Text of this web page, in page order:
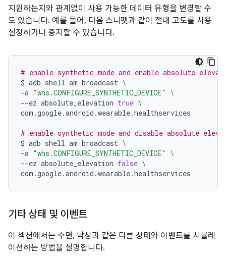
지원하는지와 관계없이 사용 가능한 데이터 유형을 변경할 수
도 있습니다. 예를 들어, 다음 스니펫과 같이 절대 고도를 사용
설정하거나 중지할 수 있습니다.
# enable synthetic mode and enable absolute
$ adb shell am broadcast \
-a "whs.CONFIGURE_SYNTHETIC_DEVICE"
\
--ez absolute_elevation true \
com.google.android.wearable.healthservices
# enable synthetic mode and disable absolute
$ adb shell am broadcast \
-a "whs.CONFIGURE_SYNTHETIC_DEVICE"
\
--ez absolute_elevation false \
기타 상태 및 이벤트
이 섹션에서는 수면, 낙상과 같은 다른 상태와 이벤트를 시뮬레
이션하는 방법을 설명합니다.